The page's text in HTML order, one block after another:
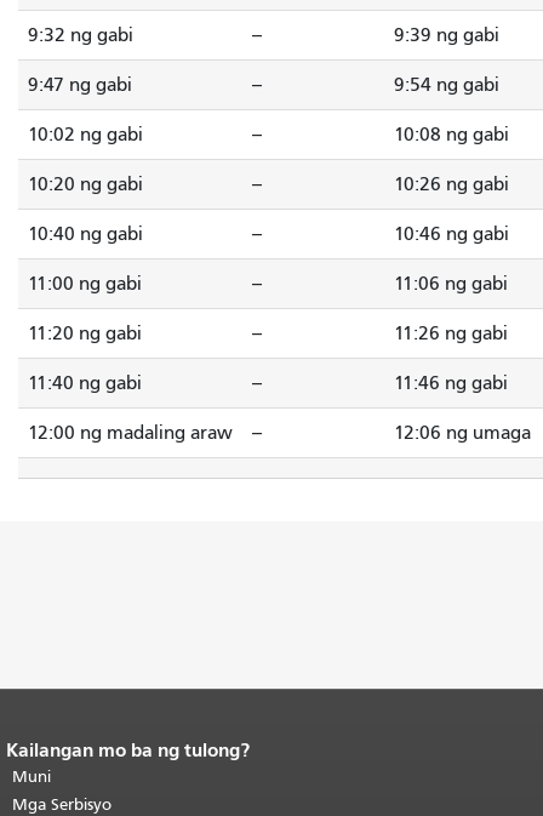
9:32 ng gabi -- 9:39 ng gabi
9:47 ng gabi -- 9:54 ng gabi
10:02 ng gabi -- 10:08 ng gabi
10:20 ng gabi -- 10:26 ng gabi
10:40 ng gabi -- 10:46 ng gabi
11:00 ng gabi -- 11:06 ng gabi
11:20 ng gabi -- 11:26 ng gabi
11:40 ng gabi -- 11:46 ng gabi
12:00 ng madaling araw -- 12:06 ng umaga
Katapusan ng nilalaman ng
pahina.
pahinang ito ay nauulit sa bawat
Kailangan mo ba ng tulong?
Muni
Mga Serbisyo